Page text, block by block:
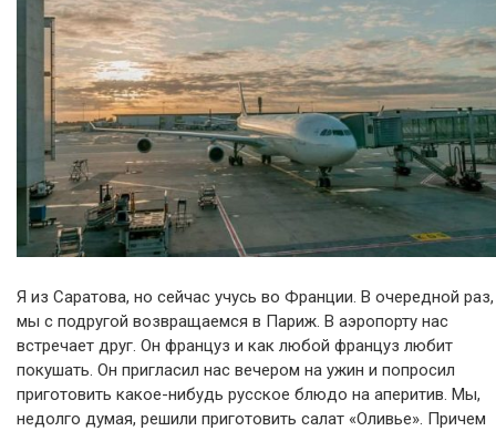
Я из Саратова, но сейчас учусь во Франции. В очередной раз,
мы с подругой возвращаемся в Париж. В аэропорту нас
встречает друг. Он француз и как любой француз любит
покушать. Он пригласил нас вечером на ужин и попросил
приготовить какое-нибудь русское блюдо на аперитив. Мы,
недолго думая, решили приготовить салат «Оливье». Причем